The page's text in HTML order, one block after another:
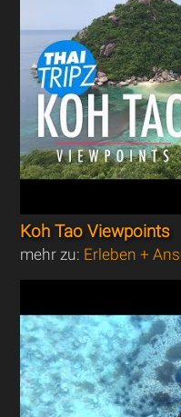
Koh Tao Viewpoints
mehr zu: Erleben +